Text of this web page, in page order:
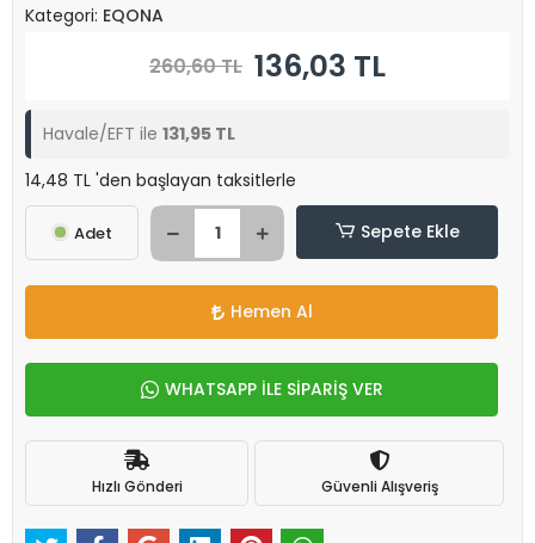
Kategori: EQONA
260,60 TL 136,03 TL
Havale/EFT ile 131,95 TL
14,48 TL 'den başlayan taksitlerle
Adet Sepete Ekle
Hemen Al
WHATSAPP İLE SİPARİŞ VER
Hızlı Gönderi Güvenli Alışveriş